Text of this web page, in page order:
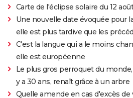
Carte de l'éclipse solaire du 12
Une nouvelle date évoquée pour
elle est plus tardive que les
C'est la langue qui a le moins
elle est européenne
Le plus gros perroquet du
y a 30 ans, renaît grâce à un arbre
Quelle amende en cas d'excès de